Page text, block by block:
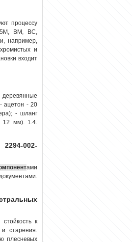
процессу
ВМ, ВС,
например,
и
входит
деревянные
ацетон - 20
- шланг
12 мм). 1.4.
002-
ами
к
старения.
плесневых